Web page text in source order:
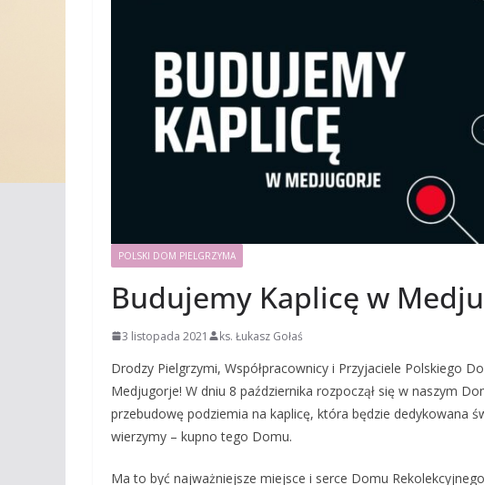
POLSKI DOM PIELGRZYMA
Budujemy Kaplicę w
3 listopada 2021 ks. Łukasz Gołaś
Drodzy Pielgrzymi, Współpracownicy i Przyjaciele Polskiego
Medjugorje! W dniu 8 października rozpoczął się w naszym
przebudowę podziemia na kaplicę, która będzie dedykowana
wierzymy – kupno tego Domu.
Ma to być najważniejsze miejsce i serce Domu